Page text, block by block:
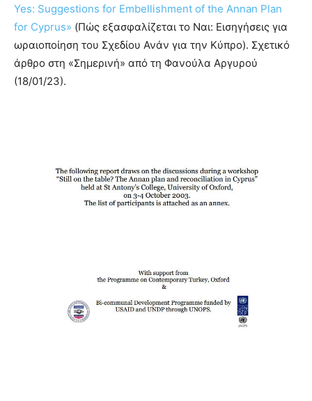
Yes: Suggestions for Embellishment of the Annan Plan
for Cyprus» (Πώς εξασφαλίζεται το Ναι: Εισηγήσεις για
ωραιοποίηση του Σχεδίου Ανάν για την Κύπρο). Σχετικό
άρθρο στη «Σημερινή» από τη Φανούλα Αργυρού
(18/01/23).